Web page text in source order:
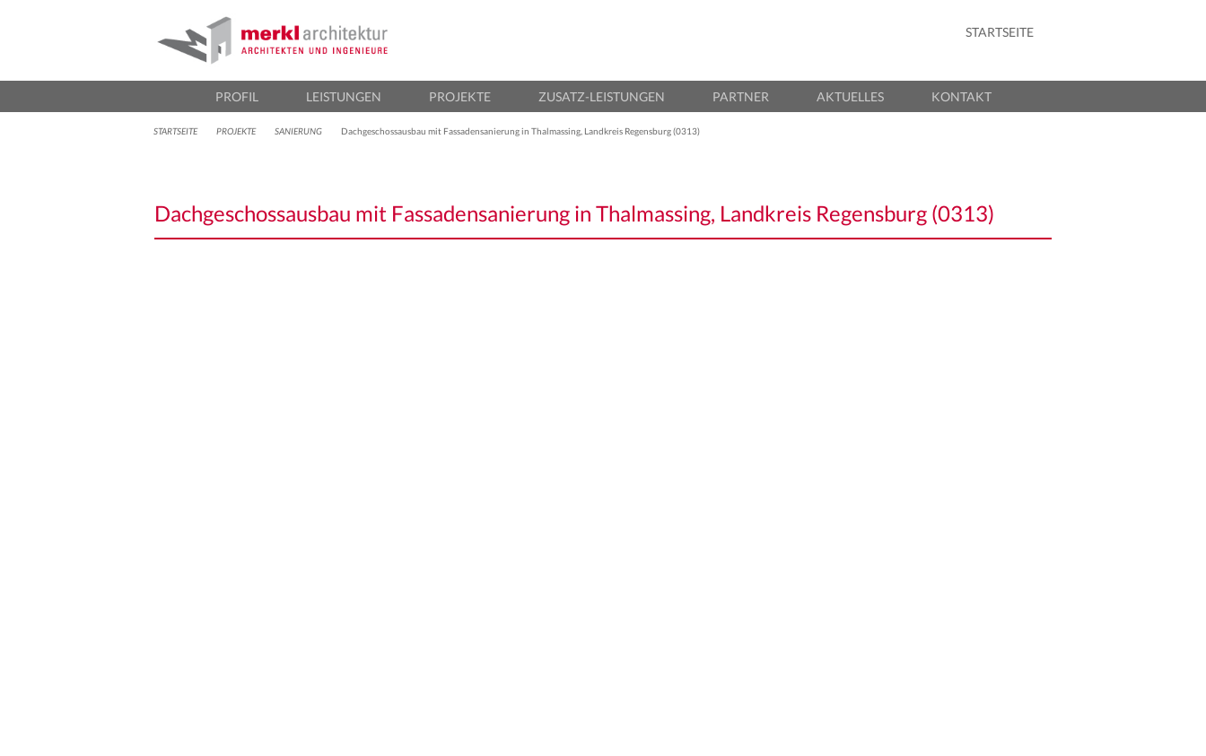
Primärmenü
Zum Inhalt
STARTSEITE
PROFIL LEISTUNGEN PROJEKTE ZUSATZ-LEISTUNGEN PARTNER AKTUELLES KONTAKT
STARTSEITE PROJEKTE SANIERUNG Dachgeschossausbau mit Fassadensanierung in Thalmassing, Landkreis Regensburg (0313)
Dachgeschossausbau mit Fassadensanierung in Thalmassing, Landkreis Regensburg (0313)